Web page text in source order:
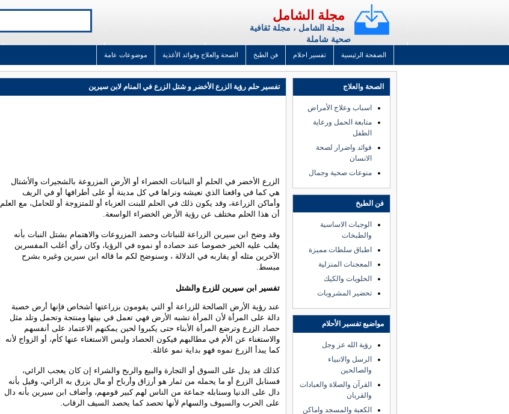
مجلة الشامل
مجلة الشامل ، مجلة ثقافية
صحية شاملة
الصفحة الرئيسية تفسير احلام فن الطبخ الصحة والعلاج وفوائد الأغذية موضوعات عامة
تفسير حلم رؤية الزرع الأخضر و شتل الزرع في المنام لابن سيرين
الزرع الأخضر في الحلم أو النباتات الخضراء أو الأرض المزروعة بالشجيرات والأشتال
هي كما في واقعنا الذي نعيشه ونراها في كل مدينة أو على أطرافها أو في الريف
وأماكن الزراعة، وقد يكون ذلك في الحلم للبنت العزباء أو للمتزوجة أو للحامل، مع العلم
أن هذا الحلم مختلف عن رؤية الأرض الخضراء الواسعة.
وقد وضح ابن سيرين الزراعة للنباتات وحصد المزروعات والاهتمام بشتل النبات بأنه
يغلب عليه الخير خصوصا عند حصاده أو نموه في الرؤيا، وكان رأي أغلب المفسرين
الآخرين مثله أو يقاربه في الدلالة ، وسنوضح لكم ما قاله ابن سيرين وغيره بشرح
مبسط.
تفسير ابن سيرين للزرع والشتل
عند رؤية الأرض الصالحة للزراعة أو التي يقومون بزراعتها أشخاص فإنها أرض خصبة
دالة على المرأة لأن المرأة تشبه الأرض فهي تعمل في بيتها ومنتجة وتحمل وتلد مثل
حصاد الزرع وترضع المرأة الأبناء حتى يكبروا لحين يمكنهم الاعتماد على أنفسهم
والاستغناء عن الأم في مطالبهم فيكون الحصاد وليس الاستغناء عنها كأم، أو الزواج لأنه
كما يبدأ الزرع نموه فهو بداية نمو عائلة.
كذلك قد يدل على السوق أو التجارة والبيع والربح والشراء إن كان يعجب الرائي،
فسنابل الزرع أو ما يحمله من ثمار هو أرزاق وأرباح أو مال يزرق به الرائي، وقيل بأنه
دال على الدنيا وسنابله جماعة من الناس لهم كبير قومهم، وأضاف ابن سيرين بأنه دال
على الحرب والسيوف والسهام لأنها تحصد كما يحصد السيف الرقاب.
الصحة والعلاج
اسباب وعلاج الأمراض
متابعة الحمل ورعاية
الطفل
فوائد واضرار لصحة
الانسان
منوعات صحية وجمال
فن الطبخ
الوجبات الاساسية
والطبخات
اطباق سلطات مميزة
المعجنات المنزلية
الحلويات والكيك
تحضير المشروبات
مواضيع تفسير الأحلام
رؤية الله عز وجل
الرسل والانبياء
والصالحين
القرآن والصلاة والعبادات
والقربان
الكعبة والمسجد واماكن